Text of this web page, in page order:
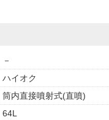
－
ハイオク
筒内直接噴射式(直噴)
64L